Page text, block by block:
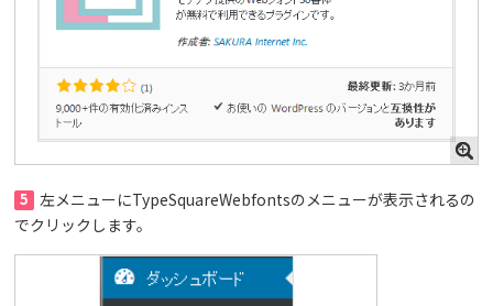
5
左メニューにTypeSquareWebfontsのメニューが表示されるの
でクリックします。